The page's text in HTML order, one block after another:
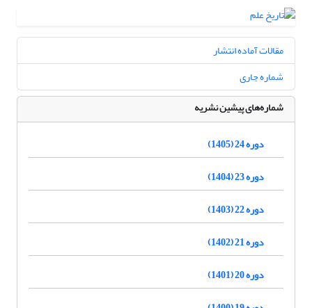
مقالات آماده انتشار
شماره جاری
شماره‌های پیشین نشریه
دوره 24 (1405)
دوره 23 (1404)
دوره 22 (1403)
دوره 21 (1402)
دوره 20 (1401)